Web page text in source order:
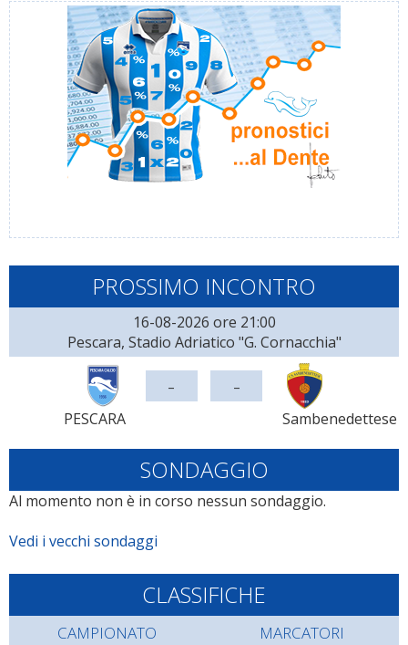
PROSSIMO INCONTRO
16-08-2026 ore 21:00
Pescara, Stadio Adriatico "G. Cornacchia"
PESCARA
- -
Sambenedettese
SONDAGGIO
Al momento non è in corso nessun sondaggio.
Vedi i vecchi sondaggi
CLASSIFICHE
CAMPIONATO MARCATORI